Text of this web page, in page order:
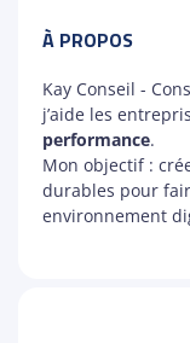
À PROPOS
Kay Conseil -
j’aide les
performance.
Mon objectif :
durables pour
environnement